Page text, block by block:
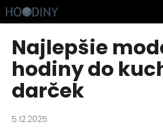
Prejsť
na
obsah
Najlepšie
hodiny do
darček
5.12.2025
K
o
Č
o
p
t